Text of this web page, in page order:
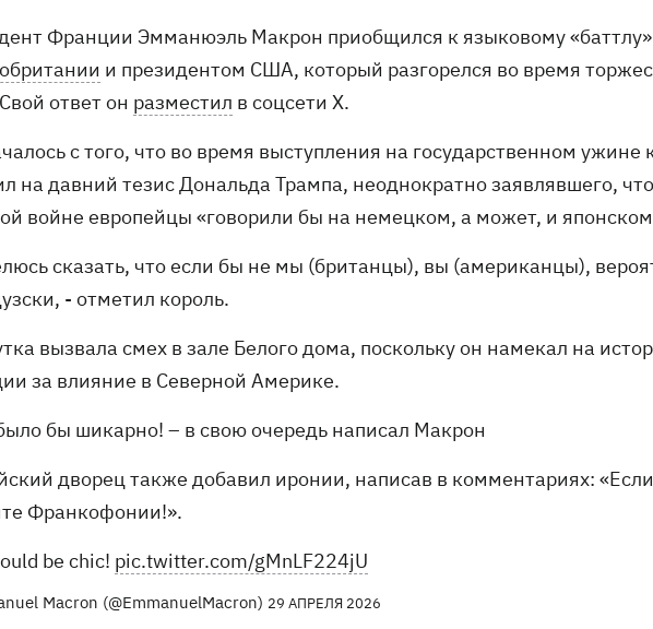
Франции Эмманюэль Макрон приобщился к языковому
и президентом США, который разгорелся во время
ответ он разместил в соцсети Х.
с того, что во время выступления на государственном
на давний тезис Дональда Трампа, неоднократно заявлявшего,
войне европейцы «говорили бы на немецком, а может, и
сказать, что если бы не мы (британцы), вы (американцы),
- отметил король.
вызвала смех в зале Белого дома, поскольку он намекал на
за влияние в Северной Америке.
бы шикарно! – в свою очередь написал Макрон
дворец также добавил иронии, написав в комментариях:
Франкофонии!».
be chic! pic.twitter.com/gMnLF224jU
Macron (@EmmanuelMacron) 29 АПРЕЛЯ 2026